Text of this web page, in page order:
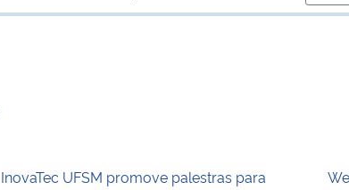
InovaTec UFSM promove palestras para